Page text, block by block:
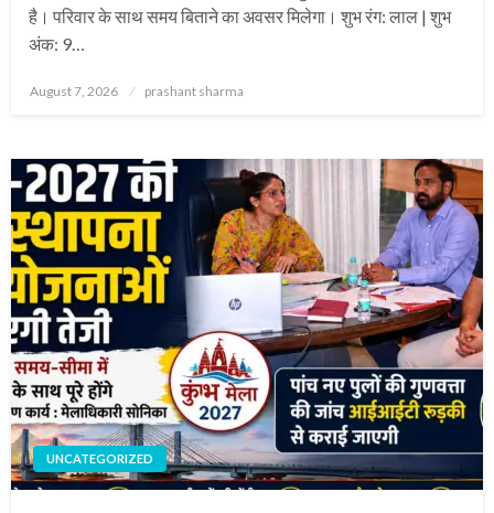
है। परिवार के साथ समय बिताने का अवसर मिलेगा। शुभ रंग: लाल | शुभ
अंक: 9…
Posted
August 7, 2026 prashant sharma
UNCATEGORIZED